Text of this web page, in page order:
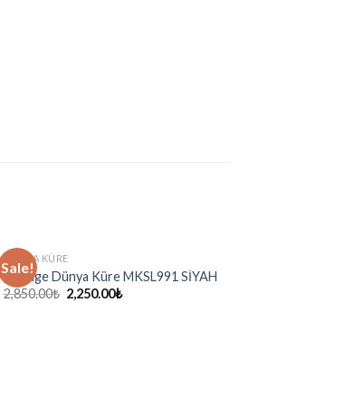
Sale!
DÜNYA KÜRE
Vintage Dünya Küre MKSL991 SİYAH
2,850.00₺ 2,250.00₺